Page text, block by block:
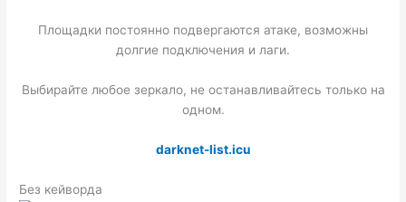
Площадки постоянно подвергаются атаке, возможны
долгие подключения и лаги.
Выбирайте любое зеркало, не останавливайтесь только на
одном.
darknet-list.icu
Без кейворда